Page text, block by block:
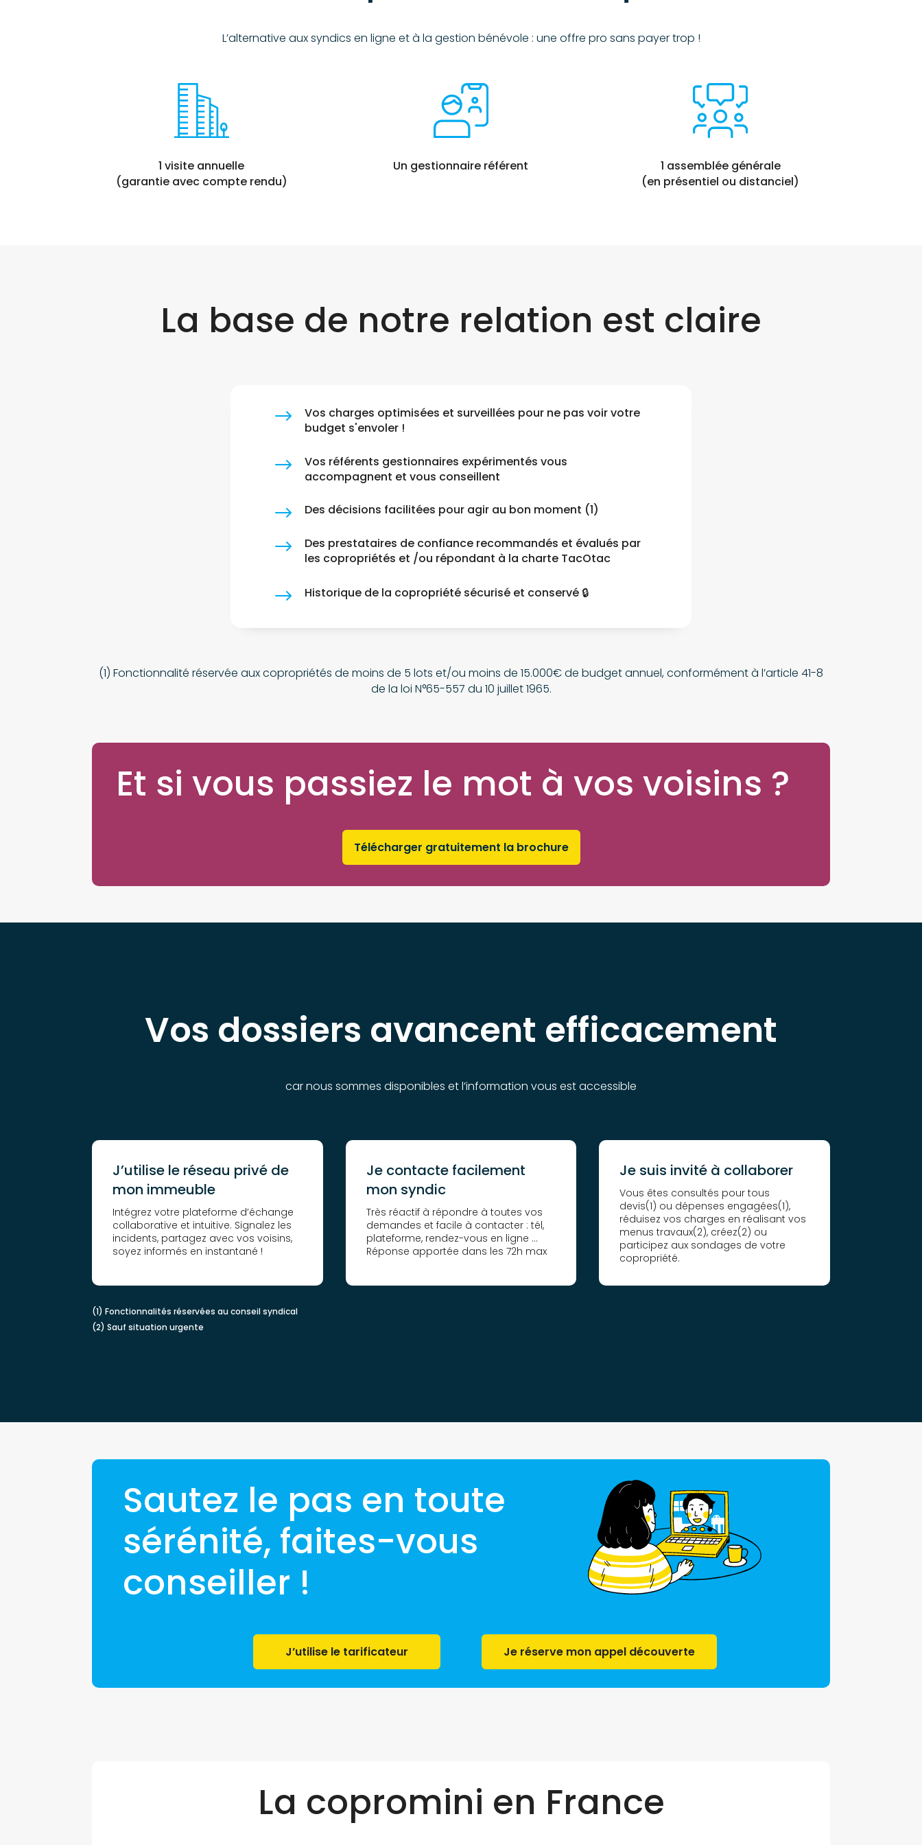
L’alternative aux syndics en ligne et à la gestion bénévole : une offre pro sans payer trop !
1 visite annuelle
(garantie avec compte rendu)
Un gestionnaire référent
1 assemblée générale
(en présentiel ou distanciel)
La base de notre relation est claire
$
Vos charges optimisées et surveillées pour ne pas voir votre
budget s'envoler !
$
Vos référents gestionnaires expérimentés vous
accompagnent et vous conseillent
$ Des décisions facilitées pour agir au bon moment (1)
$
Des prestataires de confiance recommandés et évalués par
les copropriétés et /ou répondant à la charte TacOtac
$ Historique de la copropriété sécurisé et conservé 🔒
(1) Fonctionnalité réservée aux copropriétés de moins de 5 lots et/ou moins de 15.000€ de budget annuel, conformément à l’article 41-8
de la loi N°65-557 du 10 juillet 1965.
Et si vous passiez le mot à vos voisins ?
Télécharger gratuitement la brochure
Vos dossiers avancent efficacement
car nous sommes disponibles et l’information vous est accessible
J’utilise le réseau privé de
mon immeuble
Intégrez votre plateforme d’échange
collaborative et intuitive. Signalez les
incidents, partagez avec vos voisins,
soyez informés en instantané !
Je contacte facilement
mon syndic
Très réactif à répondre à toutes vos
demandes et facile à contacter : tél,
plateforme, rendez-vous en ligne …
Réponse apportée dans les 72h max
Je suis invité à collaborer
Vous êtes consultés pour tous
devis(1) ou dépenses engagées(1),
réduisez vos charges en réalisant vos
menus travaux(2), créez(2) ou
participez aux sondages de votre
copropriété.
(1) Fonctionnalités réservées au conseil syndical
(2) Sauf situation urgente
Sautez le pas en toute
sérénité, faites-vous
conseiller !
J’utilise le tarificateur Je réserve mon appel découverte
La copromini en France